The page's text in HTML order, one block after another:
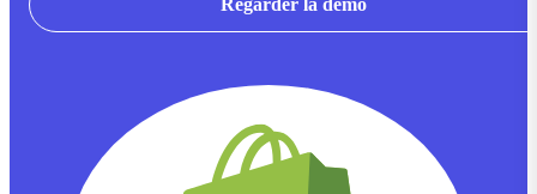
Regarder la démo